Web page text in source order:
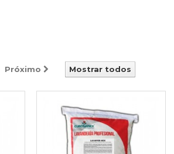
Mostrar todos
Próximo